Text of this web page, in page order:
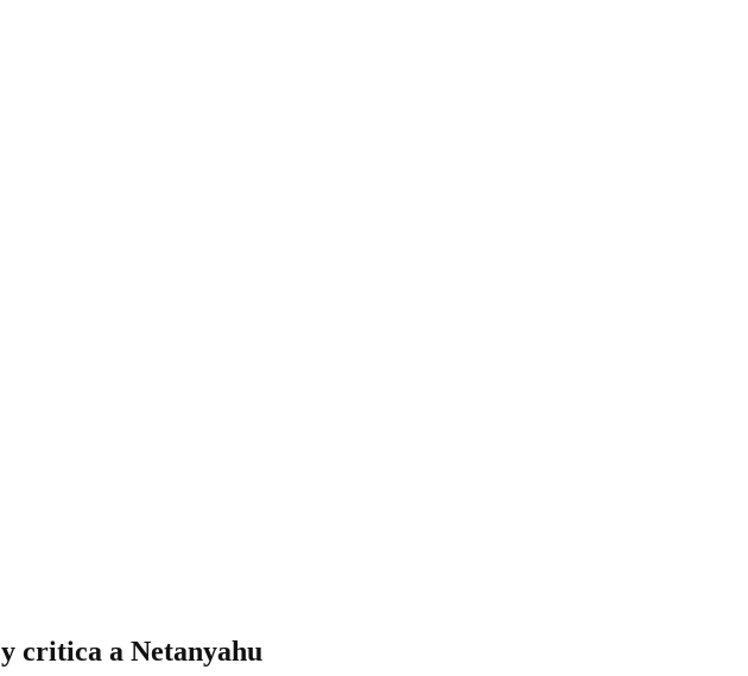
critica a Netanyahu